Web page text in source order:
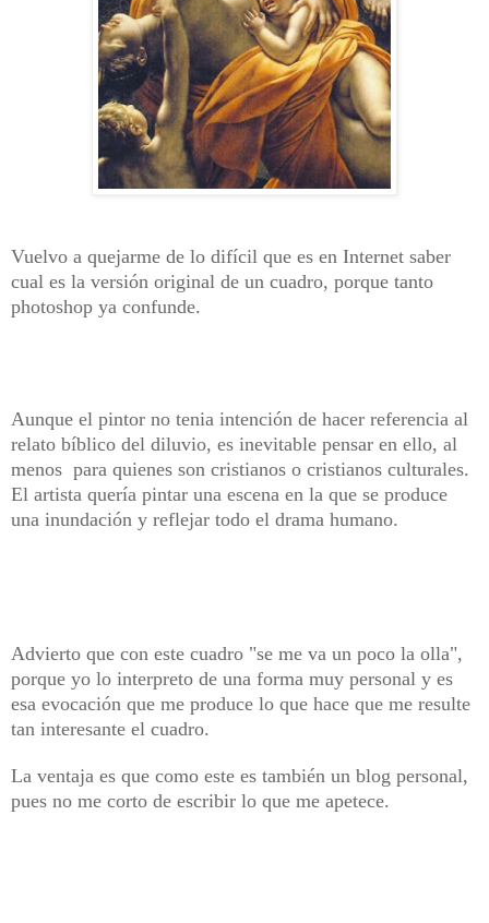
Vuelvo a quejarme de lo difícil que es en Internet saber
cual es la versión original de un cuadro, porque tanto
photoshop ya confunde.
Aunque el pintor no tenia intención de hacer referencia al
relato bíblico del diluvio, es inevitable pensar en ello, al
menos para quienes son cristianos o cristianos culturales.
El artista quería pintar una escena en la que se produce
una inundación y reflejar todo el drama humano.
Advierto que con este cuadro "se me va un poco la olla",
porque yo lo interpreto de una forma muy personal y es
esa evocación que me produce lo que hace que me resulte
tan interesante el cuadro.
La ventaja es que como este es también un blog personal,
pues no me corto de escribir lo que me apetece.